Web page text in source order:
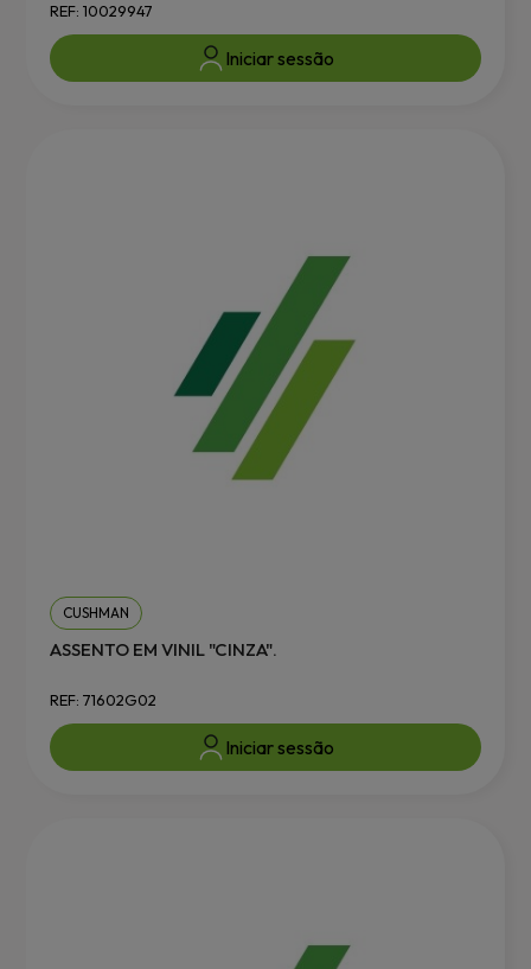
REF: 10029947
Iniciar sessão
CUSHMAN
ASSENTO EM VINIL "CINZA".
REF: 71602G02
Iniciar sessão